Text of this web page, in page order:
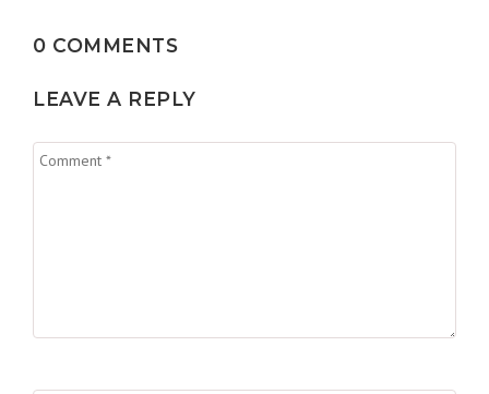
0 COMMENTS
LEAVE A REPLY